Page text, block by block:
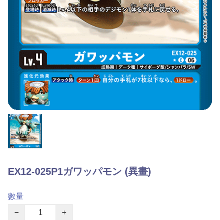
EX12-025P1ガワッパモン (異畫)
數量
−
+